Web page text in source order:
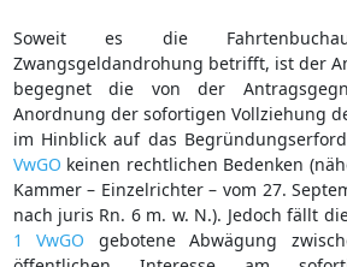
Soweit es die
Zwangsgeldandrohung betrifft, ist der
begegnet die von der
Anordnung der sofortigen Vollziehung
im Hinblick auf das
VwGO keinen rechtlichen Bedenken
Kammer – Einzelrichter – vom 27.
nach juris Rn. 6 m. w. N.). Jedoch fällt
1 VwGO gebotene Abwägung